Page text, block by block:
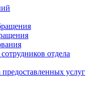
отдела
предоставленных услуг